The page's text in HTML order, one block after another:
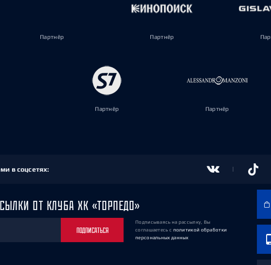
Партнёр Партнёр
Партнёр Партнёр
в соцсетях:
ОТ КЛУБА ХК «ТОРПЕДО»
ПОДПИСАТЬСЯ
Подписываясь на рассылку, Вы
соглашаетесь с политикой обработки
персональных данных